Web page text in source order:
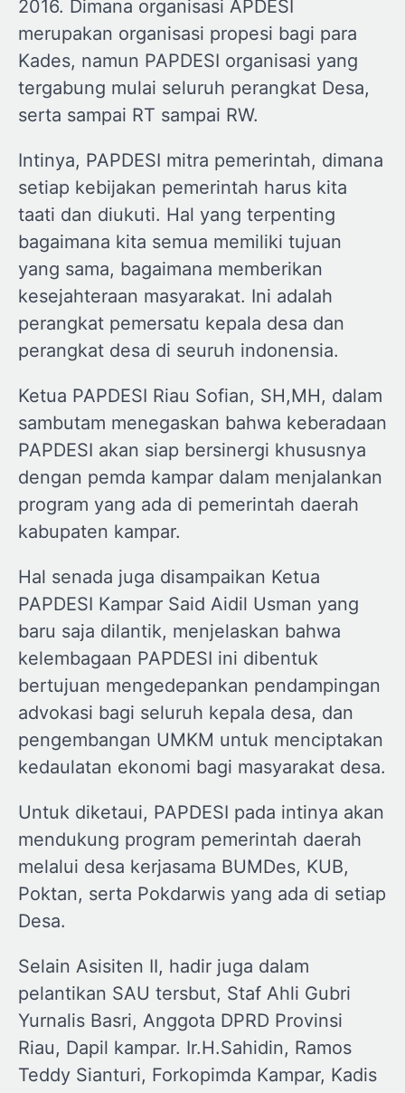
2016. Dimana organisasi APDESI
merupakan organisasi propesi bagi para
Kades, namun PAPDESI organisasi yang
tergabung mulai seluruh perangkat Desa,
serta sampai RT sampai RW.
Intinya, PAPDESI mitra pemerintah, dimana
setiap kebijakan pemerintah harus kita
taati dan diukuti. Hal yang terpenting
bagaimana kita semua memiliki tujuan
yang sama, bagaimana memberikan
kesejahteraan masyarakat. Ini adalah
perangkat pemersatu kepala desa dan
perangkat desa di seuruh indonensia.
Ketua PAPDESI Riau Sofian, SH,MH, dalam
sambutam menegaskan bahwa keberadaan
PAPDESI akan siap bersinergi khususnya
dengan pemda kampar dalam menjalankan
program yang ada di pemerintah daerah
kabupaten kampar.
Hal senada juga disampaikan Ketua
PAPDESI Kampar Said Aidil Usman yang
baru saja dilantik, menjelaskan bahwa
kelembagaan PAPDESI ini dibentuk
bertujuan mengedepankan pendampingan
advokasi bagi seluruh kepala desa, dan
pengembangan UMKM untuk menciptakan
kedaulatan ekonomi bagi masyarakat desa.
Untuk diketaui, PAPDESI pada intinya akan
mendukung program pemerintah daerah
melalui desa kerjasama BUMDes, KUB,
Poktan, serta Pokdarwis yang ada di setiap
Desa.
Selain Asisiten II, hadir juga dalam
pelantikan SAU tersbut, Staf Ahli Gubri
Yurnalis Basri, Anggota DPRD Provinsi
Riau, Dapil kampar. Ir.H.Sahidin, Ramos
Teddy Sianturi, Forkopimda Kampar, Kadis